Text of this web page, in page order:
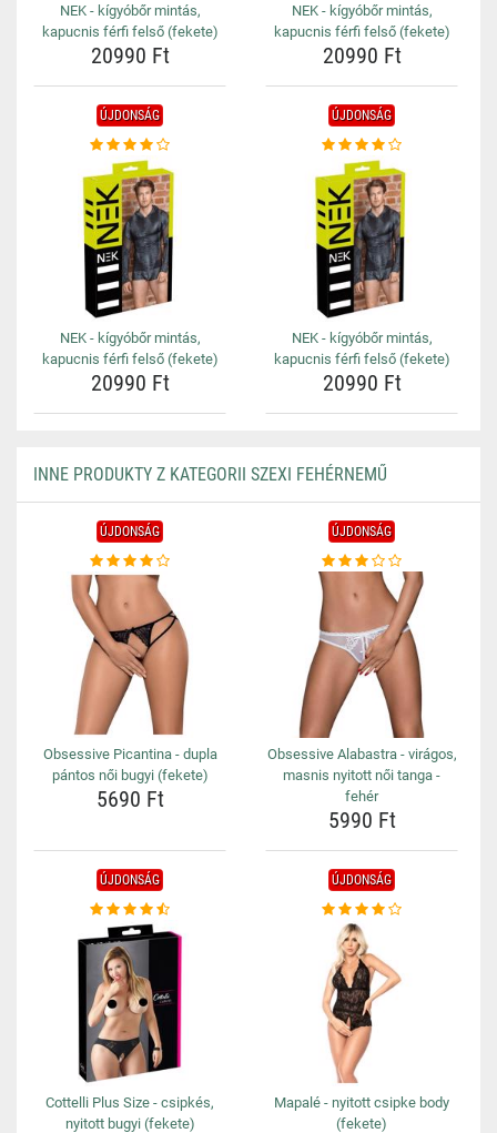
NEK - kígyóbőr mintás,
kapucnis férfi felső (fekete)
20990 Ft
NEK - kígyóbőr mintás,
kapucnis férfi felső (fekete)
20990 Ft
ÚJDONSÁG
NEK - kígyóbőr mintás,
kapucnis férfi felső (fekete)
20990 Ft
ÚJDONSÁG
NEK - kígyóbőr mintás,
kapucnis férfi felső (fekete)
20990 Ft
INNE PRODUKTY Z KATEGORII SZEXI FEHÉRNEMŰ
ÚJDONSÁG
Obsessive Picantina - dupla
pántos női bugyi (fekete)
5690 Ft
ÚJDONSÁG
Obsessive Alabastra - virágos,
masnis nyitott női tanga -
fehér
5990 Ft
ÚJDONSÁG
Cottelli Plus Size - csipkés,
nyitott bugyi (fekete)
ÚJDONSÁG
Mapalé - nyitott csipke body
(fekete)